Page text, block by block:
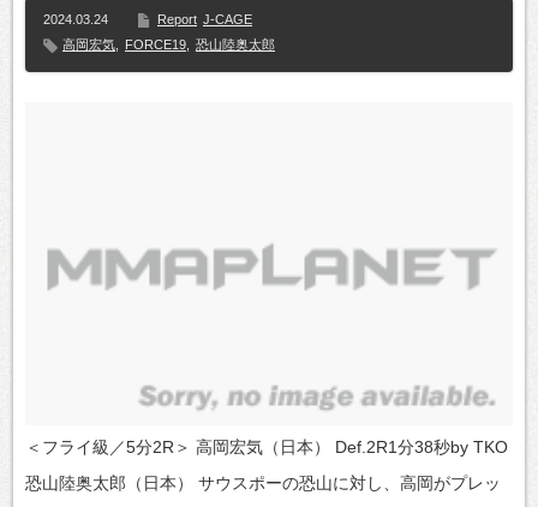
2024.03.24 Report J-CAGE
高岡宏気
FORCE19 恐山陸奥太郎
＜フライ級／5分2R＞ 高岡宏気（日本） Def.2R1分38秒by TKO
恐山陸奥太郎（日本） サウスポーの恐山に対し、高岡がプレッ